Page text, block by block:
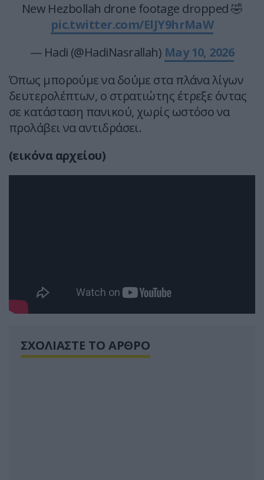
New Hezbollah drone footage dropped 🤣
pic.twitter.com/ElJY9hrMaW
— Hadi (@HadiNasrallah) May 10, 2026
Όπως μπορούμε να δούμε στα πλάνα λίγων
δευτερολέπτων, ο στρατιώτης έτρεξε όντας
σε κατάσταση πανικού, χωρίς ωστόσο να
προλάβει να αντιδράσει.
(εικόνα αρχείου)
ΣΧΟΛΙΑΣΤΕ ΤΟ ΑΡΘΡΟ